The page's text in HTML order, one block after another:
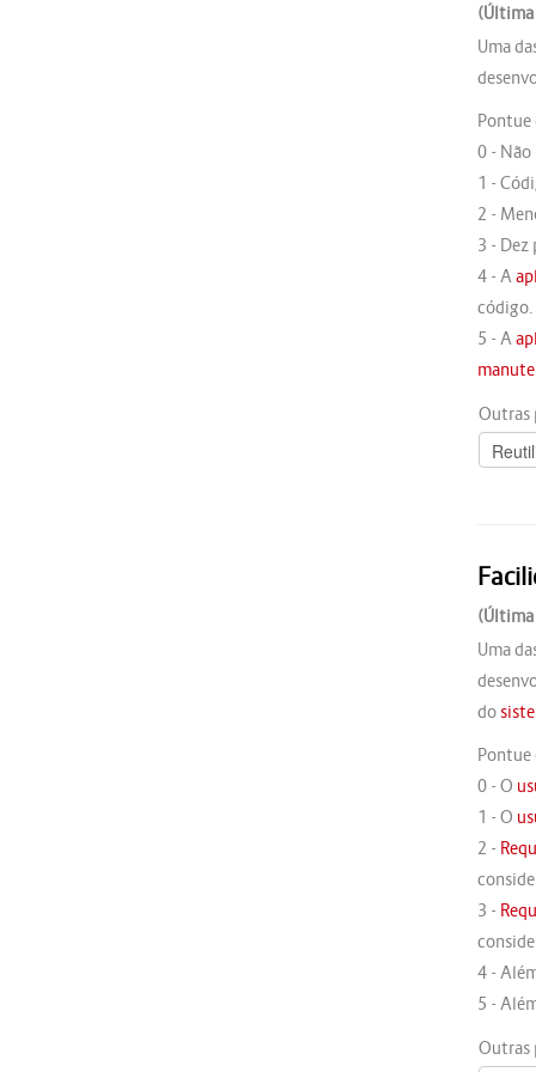
(Última
Uma
Pontue
0 -
1 -
2 -
3 -
4 - A
código.
5 - A
Outras
(Última
Uma
do
Pontue
0 - O
1 - O
2 -
3 -
4 -
5 -
Outras